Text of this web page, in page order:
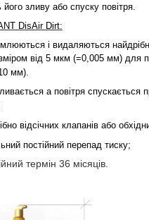
його зливу або спуску повітря.
DisAir Dirt:
і видаляються
від 5 мкм (=0,005 мм) для
мм).
а повітря спускається
відсічних клапанів або
постійний перепад тиску;
термін 36 місяців.